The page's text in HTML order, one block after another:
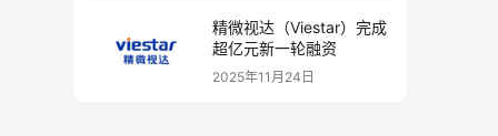
精微视达（Viestar）完成
超亿元新一轮融资
2025年11月24日